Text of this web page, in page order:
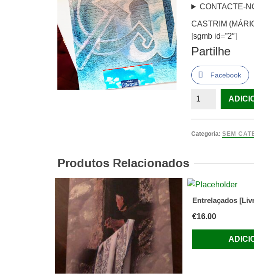
CONTACTE-
CASTRIM
[sgmb id=”2″]
Partilhe
Facebook
Quantidade
(MÁRIO)
AVANTE
Categoria:SEM
Produtos Relacionados
Entrelaçados
€16.00